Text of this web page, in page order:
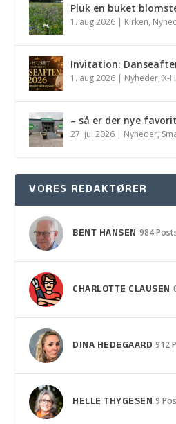
Pluk en buket
1. aug 2026 | Kirken,
Invitation:
1. aug 2026 | Nyheder,X-
– så er der nye
27. jul 2026 | Nyheder,
VORES REDAKTØRER
BENT HANSEN 984
CHARLOTTE CLAUSEN
DINA HEDEGAARD 912
HELLE THYGESEN 9